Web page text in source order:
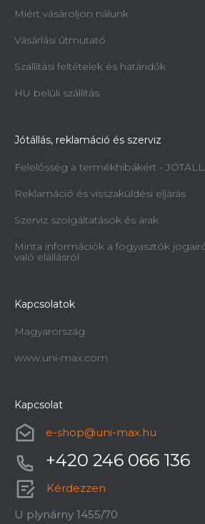
Miért vásároljon nálunk
Vásárlási útmutató
Szállítási feltételek és határidők
HU belüli szállítás
Jótállás, reklamáció és szerviz
Felelősség a termékhibákért -
Reklamáció és visszaküldési eljárás
Szerviz szolgáltatások és árak
Minta információk a fogyasztók
való elállásról
Kapcsolatok
Magyarország
www.uni-max.com
Kapcsolat
e-shop@uni-max.hu
+420 246 066 136
Kérdezzen
U plynárny 1455/70